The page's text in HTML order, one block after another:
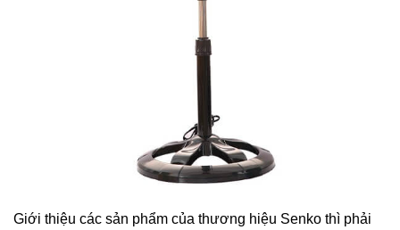
Giới thiệu các sản phẩm của thương hiệu Senko thì phải